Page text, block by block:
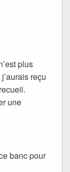
plus
reçu
une
banc pour